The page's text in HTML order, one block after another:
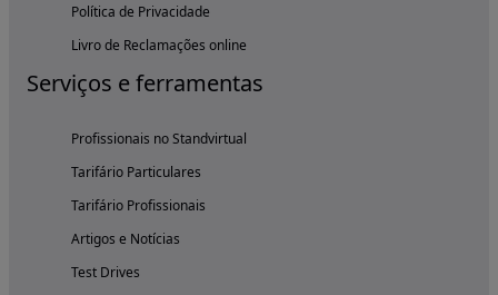
Política de Privacidade
Livro de Reclamações online
Serviços e ferramentas
Profissionais no Standvirtual
Tarifário Particulares
Tarifário Profissionais
Artigos e Notícias
Test Drives